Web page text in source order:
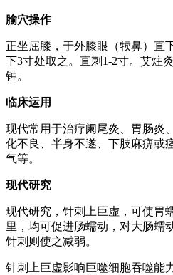
腧穴操作
正坐屈膝，于外膝眼（犊鼻）直
下3寸处取之。直刺1-2寸。艾炷
钟。
临床运用
现代常用于治疗阑尾炎、胃肠炎
化不良、半身不遂、下肢麻痹或
气等。
现代研究
现代研究，针刺上巨虚，可使胃
里，均可促进肠蠕动，对大肠蠕
针刺则使之减弱。
针刺上巨虚影响巨噬细胞吞噬能